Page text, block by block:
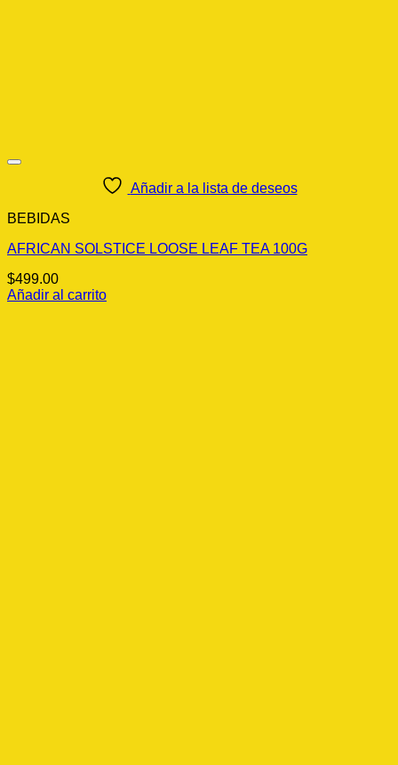
Añadir a la lista de deseos
BEBIDAS
AFRICAN SOLSTICE LOOSE LEAF TEA 100G
$499.00
Añadir al carrito